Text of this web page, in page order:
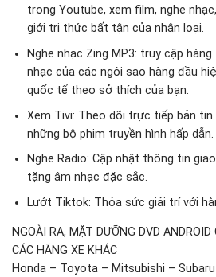
trong Youtube, xem film, nghe
giới tri thức bất tận của nhân loại.
Nghe nhạc Zing MP3: truy cập
nhạc của các ngôi sao hàng đầu
quốc tế theo sở thích của bạn.
Xem Tivi: Theo dõi trực tiếp bản
những bộ phim truyền hình hấp dẫn.
Nghe Radio: Cập nhật thông tin
tặng âm nhạc đặc sắc.
Lướt Tiktok: Thỏa sức giải trí với
NGOÀI RA, MẶT DƯỠNG DVD
CÁC HÃNG XE KHÁC
Honda – Toyota – Mitsubishi –